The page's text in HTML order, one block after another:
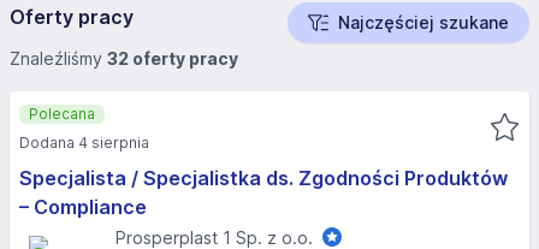
Oferty pracy
Najczęściej szukane
Znaleźliśmy 32 oferty pracy
Specjalista / Specjalistka ds. Zgodności Produktów
– Compliance
Prosperplast 1 Sp. z o.o.
Polecana
Dodana 4 sierpnia